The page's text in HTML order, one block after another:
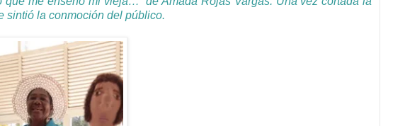
sintió la conmoción del público.